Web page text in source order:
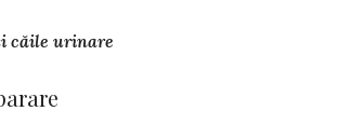
căile urinare